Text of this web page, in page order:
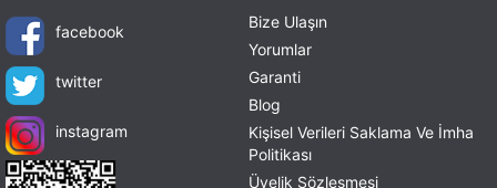
facebook
twitter
instagram
Bize Ulaşın
Yorumlar
Garanti
Blog
Kişisel Verileri Saklama Ve İmha
Politikası
Üyelik Sözleşmesi